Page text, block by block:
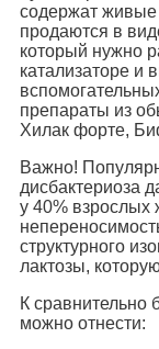
содержат живые
продаются в
который нужно
катализаторе и
препараты из
Хилак форте,
Важно!
дисбактериоза
у 40% взрослых
структурного
лактозы,
К сравнительно
можно отнести: